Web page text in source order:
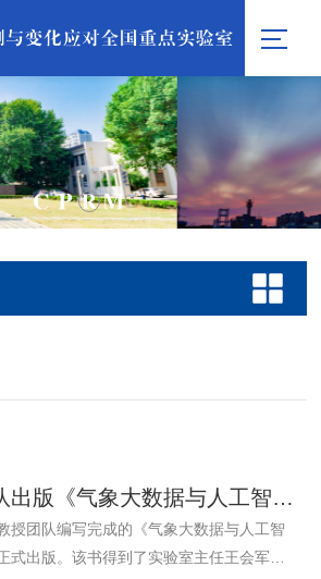
杨元建教授团队出版《气象大数据与人工智能》
授团队编写完成的《气象大数据与人工智
式出版。该书得到了实验室主任王会军院